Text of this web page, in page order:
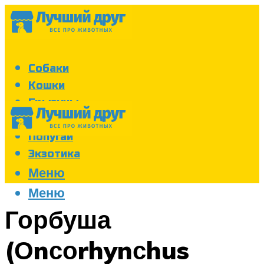
Собаки
Кошки
Грызуны
Аквариум
Попугаи
Экзотика
Меню
Меню
Горбуша
(Оnсоrhynсhus